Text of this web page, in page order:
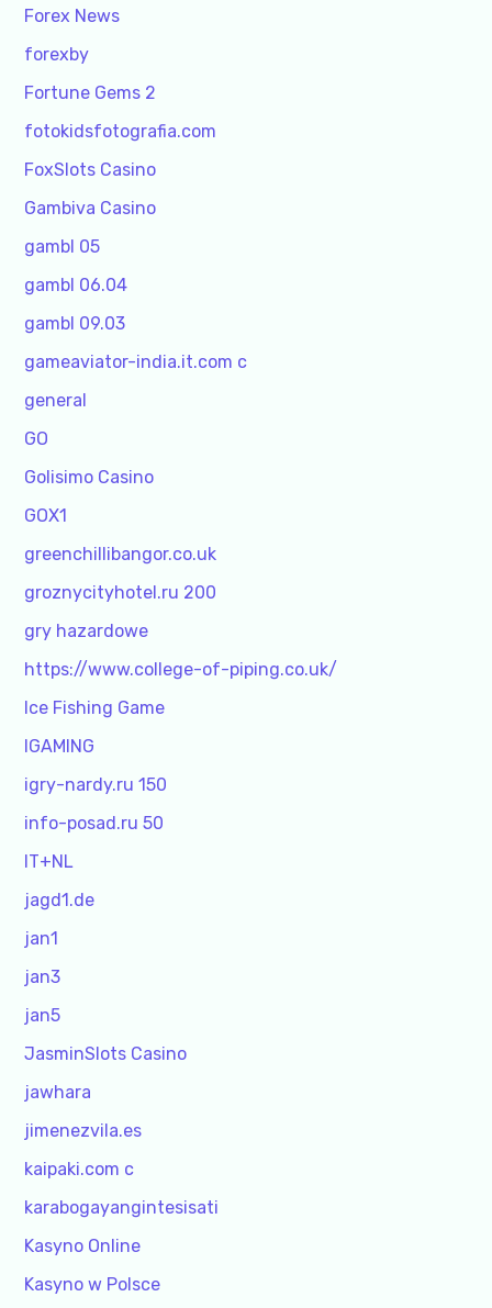
Forex News
forexby
Fortune Gems 2
fotokidsfotografia.com
FoxSlots Casino
Gambiva Casino
gambl 05
gambl 06.04
gambl 09.03
gameaviator-india.it.com c
general
GO
Golisimo Casino
GOX1
greenchillibangor.co.uk
groznycityhotel.ru 200
gry hazardowe
https://www.college-of-piping.co.uk/
Ice Fishing Game
IGAMING
igry-nardy.ru 150
info-posad.ru 50
IT+NL
jagd1.de
jan1
jan3
jan5
JasminSlots Casino
jawhara
jimenezvila.es
kaipaki.com c
karabogayangintesisati
Kasyno Online
Kasyno w Polsce